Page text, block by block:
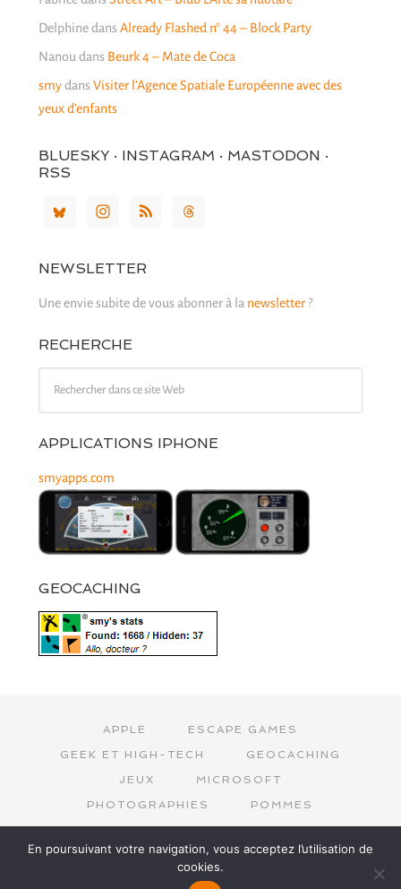
Delphinedans Already Flashed n° 44 – Block Party
Nanou dans Beurk 4 – Mate de Coca
smydans Visiter l’Agence Spatiale Européenne avec des
yeux d’enfants
BLUESKY · INSTAGRAM · MASTODON ·
RSS
NEWSLETTER
Une envie subite de vous abonner à la newsletter?
RECHERCHE
APPLICATIONS IPHONE
smyapps.com
GEOCACHING
APPLE
ESCAPE GAMES
GEEK ET HIGH-TECH
GEOCACHING
JEUX
MICROSOFT
PHOTOGRAPHIES
POMMES
SMY
SPACE INVADERS
STEVE MOBIL
URBEX
En poursuivant votre navigation, vous acceptez l’utilisation de
cookies.